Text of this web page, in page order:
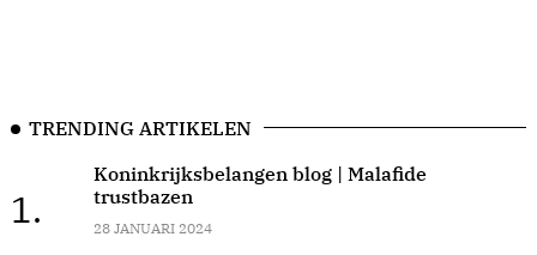
TRENDING ARTIKELEN
1.
Koninkrijksbelangen blog | Malafide
trustbazen
28 JANUARI 2024